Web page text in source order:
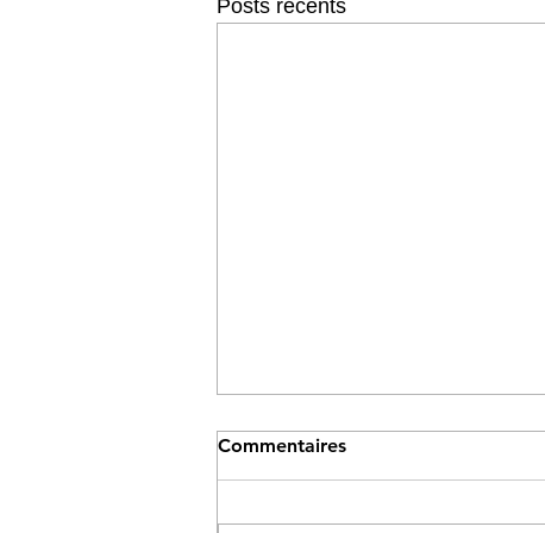
Posts récents
Commentaires